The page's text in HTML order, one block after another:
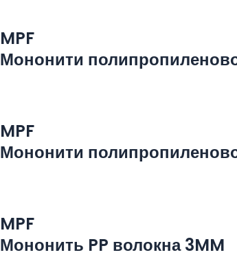
MPF
Мононити
MPF
Мононити
MPF
Мононить PP волокна 3MM